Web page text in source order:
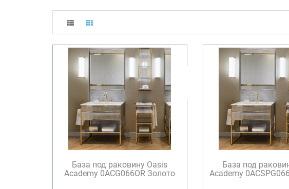
База под раковину Oasis
Academy 0ACG066OR Золото
База под
Academy